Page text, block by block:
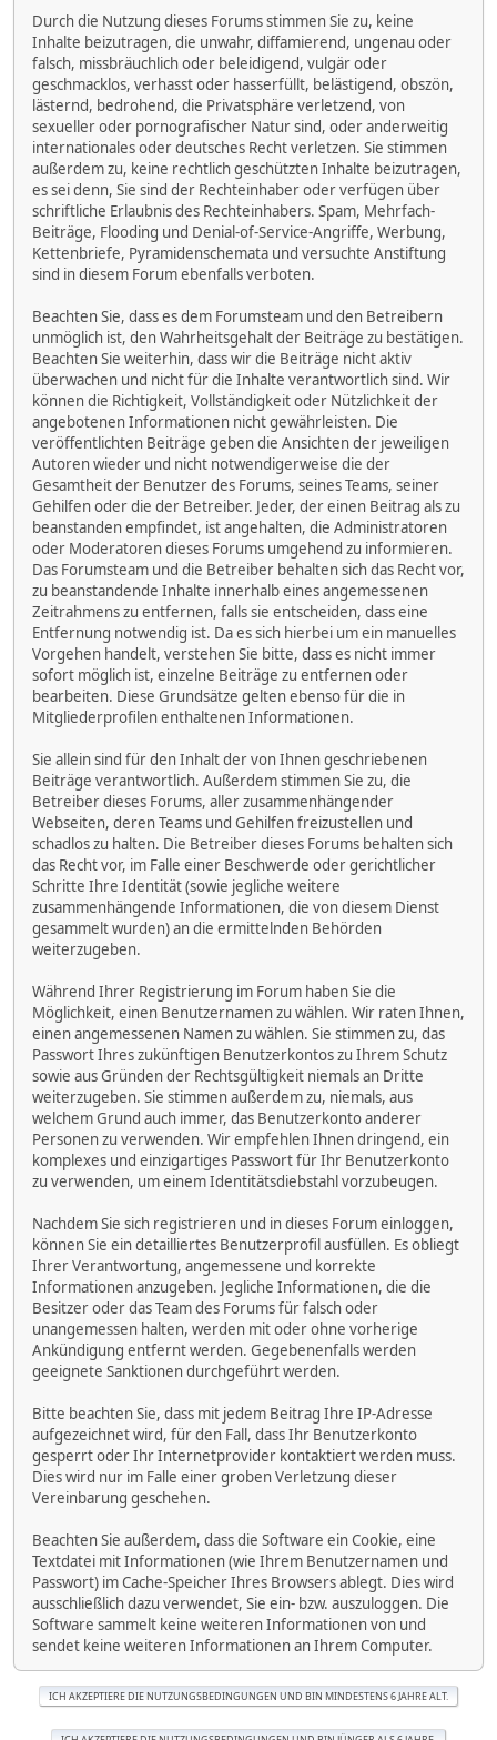
Durch die Nutzung dieses Forums stimmen Sie zu, keine
Inhalte beizutragen, die unwahr, diffamierend, ungenau oder
falsch, missbräuchlich oder beleidigend, vulgär oder
geschmacklos, verhasst oder hasserfüllt, belästigend, obszön,
lästernd, bedrohend, die Privatsphäre verletzend, von
sexueller oder pornografischer Natur sind, oder anderweitig
internationales oder deutsches Recht verletzen. Sie stimmen
außerdem zu, keine rechtlich geschützten Inhalte beizutragen,
es sei denn, Sie sind der Rechteinhaber oder verfügen über
schriftliche Erlaubnis des Rechteinhabers. Spam, Mehrfach-
Beiträge, Flooding und Denial-of-Service-Angriffe, Werbung,
Kettenbriefe, Pyramidenschemata und versuchte Anstiftung
sind in diesem Forum ebenfalls verboten.
Beachten Sie, dass es dem Forumsteam und den Betreibern
unmöglich ist, den Wahrheitsgehalt der Beiträge zu bestätigen.
Beachten Sie weiterhin, dass wir die Beiträge nicht aktiv
überwachen und nicht für die Inhalte verantwortlich sind. Wir
können die Richtigkeit, Vollständigkeit oder Nützlichkeit der
angebotenen Informationen nicht gewährleisten. Die
veröffentlichten Beiträge geben die Ansichten der jeweiligen
Autoren wieder und nicht notwendigerweise die der
Gesamtheit der Benutzer des Forums, seines Teams, seiner
Gehilfen oder die der Betreiber. Jeder, der einen Beitrag als zu
beanstanden empfindet, ist angehalten, die Administratoren
oder Moderatoren dieses Forums umgehend zu informieren.
Das Forumsteam und die Betreiber behalten sich das Recht vor,
zu beanstandende Inhalte innerhalb eines angemessenen
Zeitrahmens zu entfernen, falls sie entscheiden, dass eine
Entfernung notwendig ist. Da es sich hierbei um ein manuelles
Vorgehen handelt, verstehen Sie bitte, dass es nicht immer
sofort möglich ist, einzelne Beiträge zu entfernen oder
bearbeiten. Diese Grundsätze gelten ebenso für die in
Mitgliederprofilen enthaltenen Informationen.
Sie allein sind für den Inhalt der von Ihnen geschriebenen
Beiträge verantwortlich. Außerdem stimmen Sie zu, die
Betreiber dieses Forums, aller zusammenhängender
Webseiten, deren Teams und Gehilfen freizustellen und
schadlos zu halten. Die Betreiber dieses Forums behalten sich
das Recht vor, im Falle einer Beschwerde oder gerichtlicher
Schritte Ihre Identität (sowie jegliche weitere
zusammenhängende Informationen, die von diesem Dienst
gesammelt wurden) an die ermittelnden Behörden
weiterzugeben.
Während Ihrer Registrierung im Forum haben Sie die
Möglichkeit, einen Benutzernamen zu wählen. Wir raten Ihnen,
einen angemessenen Namen zu wählen. Sie stimmen zu, das
Passwort Ihres zukünftigen Benutzerkontos zu Ihrem Schutz
sowie aus Gründen der Rechtsgültigkeit niemals an Dritte
weiterzugeben. Sie stimmen außerdem zu, niemals, aus
welchem Grund auch immer, das Benutzerkonto anderer
Personen zu verwenden. Wir empfehlen Ihnen dringend, ein
komplexes und einzigartiges Passwort für Ihr Benutzerkonto
zu verwenden, um einem Identitätsdiebstahl vorzubeugen.
Nachdem Sie sich registrieren und in dieses Forum einloggen,
können Sie ein detailliertes Benutzerprofil ausfüllen. Es obliegt
Ihrer Verantwortung, angemessene und korrekte
Informationen anzugeben. Jegliche Informationen, die die
Besitzer oder das Team des Forums für falsch oder
unangemessen halten, werden mit oder ohne vorherige
Ankündigung entfernt werden. Gegebenenfalls werden
geeignete Sanktionen durchgeführt werden.
Bitte beachten Sie, dass mit jedem Beitrag Ihre IP-Adresse
aufgezeichnet wird, für den Fall, dass Ihr Benutzerkonto
gesperrt oder Ihr Internetprovider kontaktiert werden muss.
Dies wird nur im Falle einer groben Verletzung dieser
Vereinbarung geschehen.
Beachten Sie außerdem, dass die Software ein Cookie, eine
Textdatei mit Informationen (wie Ihrem Benutzernamen und
Passwort) im Cache-Speicher Ihres Browsers ablegt. Dies wird
ausschließlich dazu verwendet, Sie ein- bzw. auszuloggen. Die
Software sammelt keine weiteren Informationen von und
sendet keine weiteren Informationen an Ihrem Computer.